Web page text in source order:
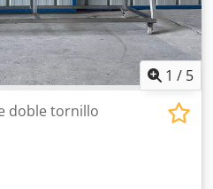
1 / 5
doble tornillo